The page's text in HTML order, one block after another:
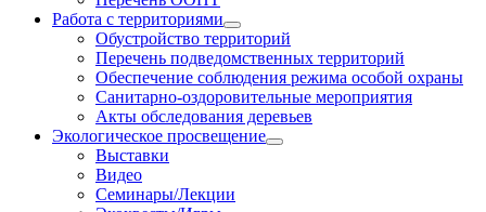
Работа с территориями
Обустройство территорий
Перечень подведомственных территорий
Обеспечение соблюдения режима особой охраны
Санитарно-оздоровительные мероприятия
Акты обследования деревьев
Экологическое просвещение
Выставки
Видео
Семинары/Лекции